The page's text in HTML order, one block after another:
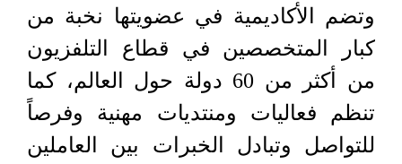
وتضم الأكاديمية في عضويتها نخبة من
كبار المتخصصين في قطاع التلفزيون
من أكثر من 60 دولة حول العالم، كما
تنظم فعاليات ومنتديات مهنية وفرصاً
للتواصل وتبادل الخبرات بين العاملين